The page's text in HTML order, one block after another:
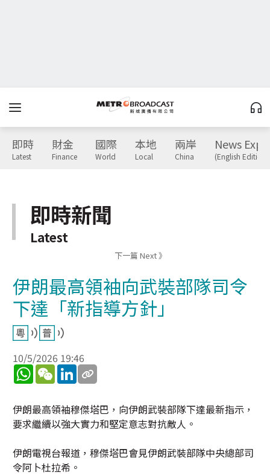
即時
Latest
財金
Finance
國際
World
本地
Local
兩岸
China
News
(English Edition)
即時新聞
Latest
下一篇 Next 》
伊朗最高領袖向武裝部隊司令
下達「新指導方針」
10/5/2026 19:46
WhatsApp
WeChatLinkedIn
伊朗最高領袖穆傑塔巴，向伊朗武裝部隊下達最新指示，
要求繼續以強大實力和堅定意志對抗敵人。
伊朗電視台報道，穆傑塔巴會見伊朗武裝部隊中央總部司
令阿卜杜拉希。